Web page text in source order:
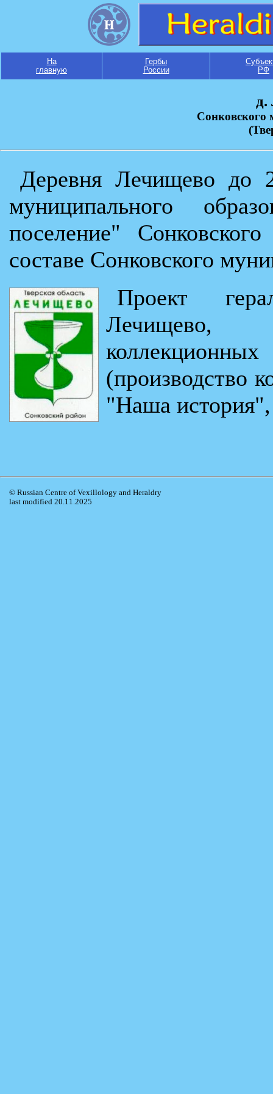
На
главную
Гербы
России
РФ
д.
Сонковского
Деревня Лечищево до
муниципального
поселение"
составе Сонковского
Проект
Лечищево,
(производство
"Наша история",
© Russian Centre of Vexillology and Heraldry
last modified 20.11.2025